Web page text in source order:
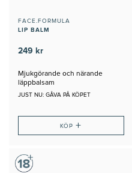
FACE.FORMULA
LIP BALM
249 kr
Mjukgörande och närande
läppbalsam
JUST NU: GÅVA PÅ KÖPET
KÖP+